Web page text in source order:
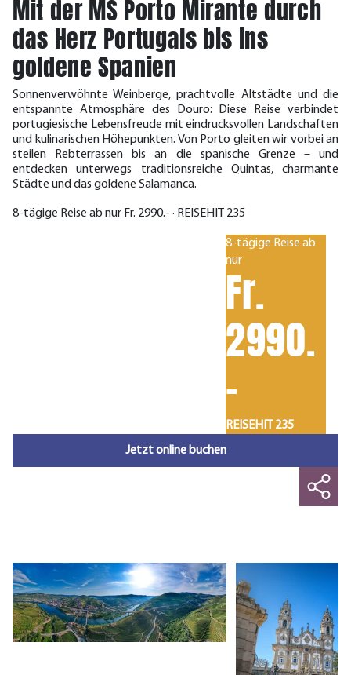
Mit der MS Porto Mirante durch
das Herz Portugals bis ins
goldene Spanien
Sonnenverwöhnte Weinberge, prachtvolle Altstädte und die
entspannte Atmosphäre des Douro: Diese Reise verbindet
portugiesische Lebensfreude mit eindrucksvollen Landschaften
und kulinarischen Höhepunkten. Von Porto gleiten wir vorbei an
steilen Rebterrassen bis an die spanische Grenze – und
entdecken unterwegs traditionsreiche Quintas, charmante
Städte und das goldene Salamanca.
8-tägige Reise ab nur Fr. 2990.- · REISEHIT 235
8-tägige Reise ab
nur
Fr.
2990.
-
REISEHIT 235
Jetzt online buchen